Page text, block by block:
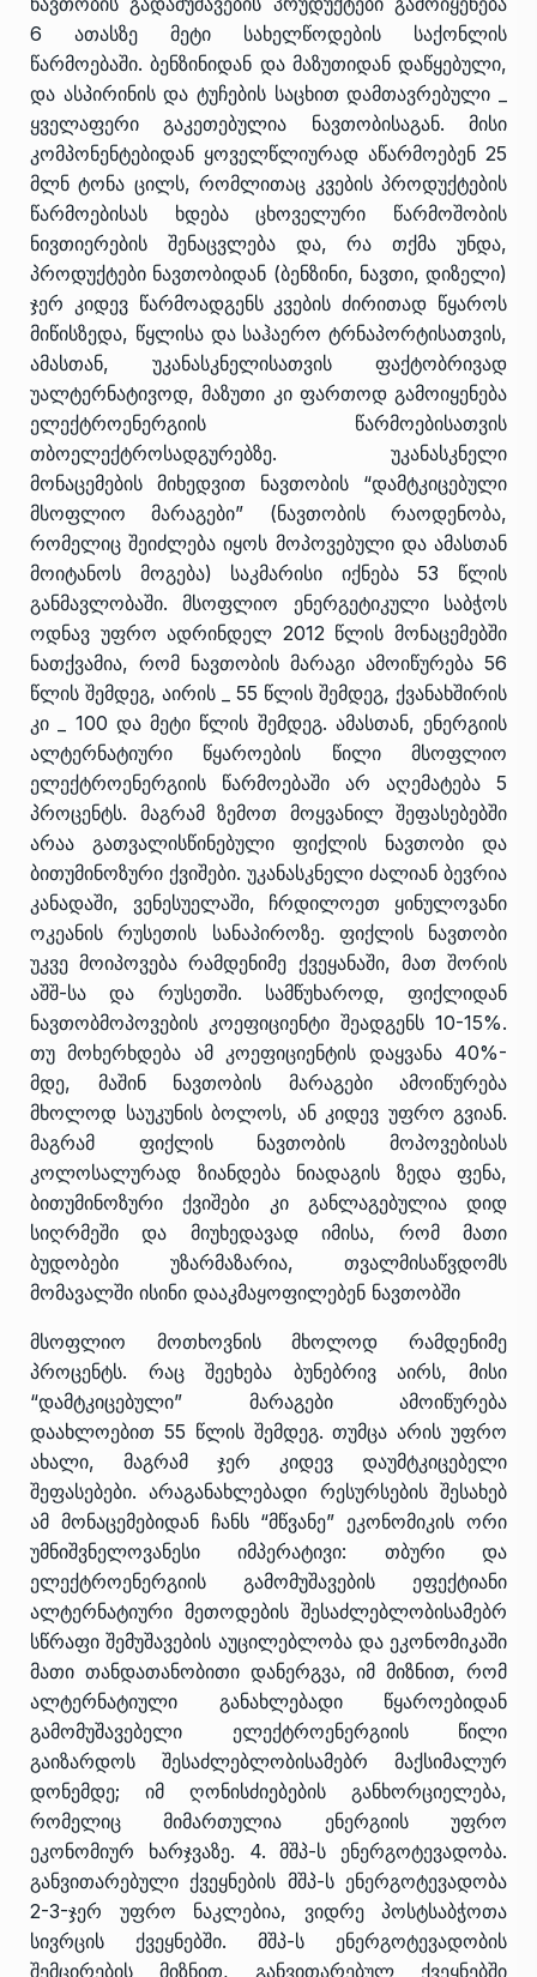
6 ათასზე მეტი სახელწოდების საქონლის
წარმოებაში. ბენზინიდან და მაზუთიდან დაწყებული,
და ასპირინის და ტუჩების საცხით დამთავრებული _
ყველაფერი გაკეთებულია ნავთობისაგან. მისი
კომპონენტებიდან ყოველწლიურად აწარმოებენ 25
მლნ ტონა ცილს, რომლითაც კვების პროდუქტების
წარმოებისას ხდება ცხოველური წარმოშობის
ნივთიერების შენაცვლება და, რა თქმა უნდა,
პროდუქტები ნავთობიდან (ბენზინი, ნავთი, დიზელი)
ჯერ კიდევ წარმოადგენს კვების ძირითად წყაროს
მიწისზედა, წყლისა და საჰაერო ტრნაპორტისათვის,
ამასთან, უკანასკნელისათვის ფაქტობრივად
უალტერნატივოდ, მაზუთი კი ფართოდ გამოიყენება
ელექტროენერგიის წარმოებისათვის
თბოელექტროსადგურებზე. უკანასკნელი
მონაცემების მიხედვით ნავთობის “დამტკიცებული
მსოფლიო მარაგები” (ნავთობის რაოდენობა,
რომელიც შეიძლება იყოს მოპოვებული და ამასთან
მოიტანოს მოგება) საკმარისი იქნება 53 წლის
განმავლობაში. მსოფლიო ენერგეტიკული საბჭოს
ოდნავ უფრო ადრინდელ 2012 წლის მონაცემებში
ნათქვამია, რომ ნავთობის მარაგი ამოიწურება 56
წლის შემდეგ, აირის _ 55 წლის შემდეგ, ქვანახშირის
კი _ 100 და მეტი წლის შემდეგ. ამასთან, ენერგიის
ალტერნატიური წყაროების წილი მსოფლიო
ელექტროენერგიის წარმოებაში არ აღემატება 5
პროცენტს. მაგრამ ზემოთ მოყვანილ შეფასებებში
არაა გათვალისწინებული ფიქლის ნავთობი და
ბითუმინოზური ქვიშები. უკანასკნელი ძალიან ბევრია
კანადაში, ვენესუელაში, ჩრდილოეთ ყინულოვანი
ოკეანის რუსეთის სანაპიროზე. ფიქლის ნავთობი
უკვე მოიპოვება რამდენიმე ქვეყანაში, მათ შორის
აშშ-სა და რუსეთში. სამწუხაროდ, ფიქლიდან
ნავთობმოპოვების კოეფიციენტი შეადგენს 10-15%.
თუ მოხერხდება ამ კოეფიციენტის დაყვანა 40%-
მდე, მაშინ ნავთობის მარაგები ამოიწურება
მხოლოდ საუკუნის ბოლოს, ან კიდევ უფრო გვიან.
მაგრამ ფიქლის ნავთობის მოპოვებისას
კოლოსალურად ზიანდება ნიადაგის ზედა ფენა,
ბითუმინოზური ქვიშები კი განლაგებულია დიდ
სიღრმეში და მიუხედავად იმისა, რომ მათი
ბუდობები უზარმაზარია, თვალმისაწვდომს
მომავალში ისინი დააკმაყოფილებენ ნავთობში
მსოფლიო მოთხოვნის მხოლოდ რამდენიმე
პროცენტს. რაც შეეხება ბუნებრივ აირს, მისი
“დამტკიცებული” მარაგები ამოიწურება
დაახლოებით 55 წლის შემდეგ. თუმცა არის უფრო
ახალი, მაგრამ ჯერ კიდევ დაუმტკიცებელი
შეფასებები. არაგანახლებადი რესურსების შესახებ
ამ მონაცემებიდან ჩანს “მწვანე” ეკონომიკის ორი
უმნიშვნელოვანესი იმპერატივი: თბური და
ელექტროენერგიის გამომუშავების ეფექტიანი
ალტერნატიური მეთოდების შესაძლებლობისამებრ
სწრაფი შემუშავების აუცილებლობა და ეკონომიკაში
მათი თანდათანობითი დანერგვა, იმ მიზნით, რომ
ალტერნატიული განახლებადი წყაროებიდან
გამომუშავებელი ელექტროენერგიის წილი
გაიზარდოს შესაძლებლობისამებრ მაქსიმალურ
დონემდე; იმ ღონისძიებების განხორციელება,
რომელიც მიმართულია ენერგიის უფრო
ეკონომიურ ხარჯვაზე. 4. მშპ-ს ენერგოტევადობა.
განვითარებული ქვეყნების მშპ-ს ენერგოტევადობა
2-3-ჯერ უფრო ნაკლებია, ვიდრე პოსტსაბჭოთა
სივრცის ქვეყნებში. მშპ-ს ენერგოტევადობის
შემცირების მიზნით, განვითარებულ ქვეყნებში